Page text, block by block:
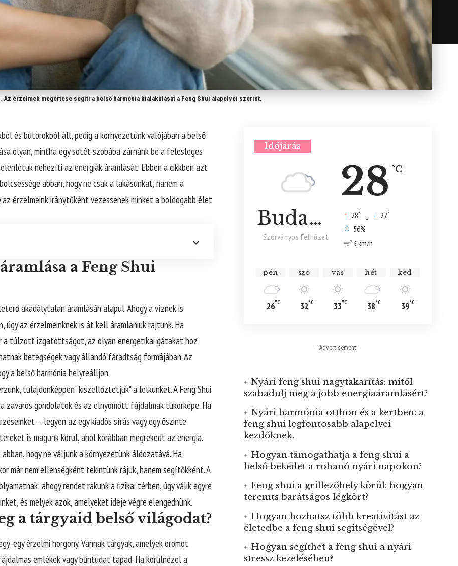
érzelmek megértése segíti a belső harmónia kialakulását a Feng Shui alapelvei szerint.
és bútorokból áll, pedig a környezetünk valójában a belső
olyan, mintha egy sötét szobába zárnánk be a felesleges
nehezíti az energiák áramlását. Ebben a cikkben azt
abban, hogy ne csak a lakásunkat, hanem a
érzelmeink iránytűként vezessenek minket a boldogabb élet
a Feng Shui
akadálytalan áramlásán alapul. Ahogy a víznek is
úgy az érzelmeinknek is át kell áramlaniuk rajtunk. Ha
a túlzott izgatottságot, az olyan energetikai gátakat hoz
betegségek vagy állandó fáradtság formájában. Az
a belső harmónia helyreálljon.
tulajdonképpen "kiszellőztetjük" a lelkünket. A Feng Shui
gondolatok és az elnyomott fájdalmak tükörképe. Ha
– legyen az egy kiadós sírás vagy egy őszinte
is magunk körül, ahol korábban megrekedt az energia.
hogy ne váljunk a környezetünk áldozatává. Ha
már nem ellenségként tekintünk rájuk, hanem segítőkként. A
ahogy rendet rakunk a fizikai térben, úgy válik egyre
és melyek azok, amelyeket ideje végre elengednünk.
a tárgyaid belső világodat?
egy érzelmi horgony. Vannak tárgyak, amelyek örömöt
emlékek vagy bűntudat tapad. Ha körülnézel a
Időjárás
28 °C
Budapest
Szórványos Felhőzet
28° 27°
56%
3 km/h
pén
26°C
szo
32°C
vas
33°C
hét
38°C
ked
39°C
- Advertisement -
Nyári feng shui nagytakarítás: mitől
szabadulj meg a jobb energiaáramlásért?
Nyári harmónia otthon és a kertben: a
feng shui legfontosabb alapelvei
kezdőknek.
Hogyan támogathatja a feng shui a
belső békédet a rohanó nyári napokon?
Feng shui a grillezőhely körül: hogyan
teremts barátságos légkört?
Hogyan hozhatsz több kreativitást az
életedbe a feng shui segítségével?
Hogyan segíthet a feng shui a nyári
stressz kezelésében?